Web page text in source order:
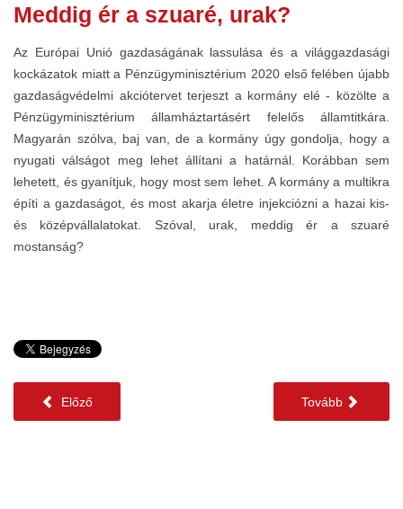
Meddig ér a szuaré, urak?
Az Európai Unió gazdaságának lassulása és a világgazdasági
kockázatok miatt a Pénzügyminisztérium 2020 első felében újabb
gazdaságvédelmi akciótervet terjeszt a kormány elé - közölte a
Pénzügyminisztérium államháztartásért felelős államtitkára.
Magyarán szólva, baj van, de a kormány úgy gondolja, hogy a
nyugati válságot meg lehet állítani a határnál. Korábban sem
lehetett, és gyanítjuk, hogy most sem lehet. A kormány a multikra
építi a gazdaságot, és most akarja életre injekciózni a hazai kis-
és középvállalatokat. Szóval, urak, meddig ér a szuaré
mostanság?
Előző Tovább